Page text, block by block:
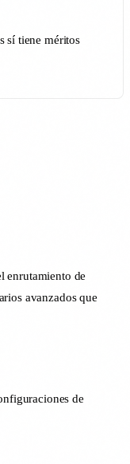
sí tiene méritos
enrutamiento de
avanzados que
de